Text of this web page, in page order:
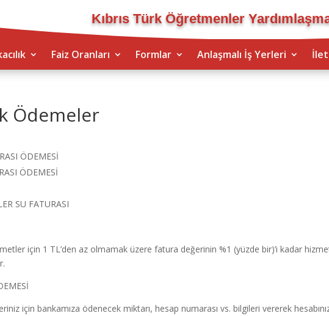
Kıbrıs Türk Öğretmenler
Faiz Oranları Formlar Anlaşmalı İş Yerleri
Ödemeler
ÖDEMESİ
ÖDEMESİ
SU FATURASI
için 1 TL’den az olmamak üzere fatura değerinin %1 (yüzde bir)’i kadar
için bankamıza ödenecek miktarı, hesap numarası vs. bilgileri vererek